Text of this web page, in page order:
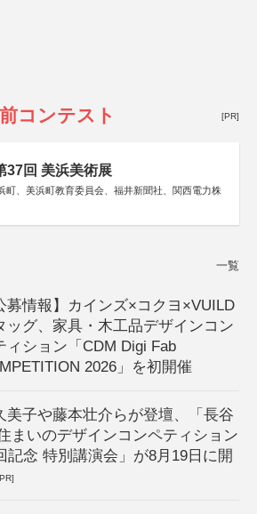
コンテスト [PR]
37回 美浜美術展
町、美浜町教育委員会、福井新聞社、関西電力株
一覧
募情報】カインズ×コクヨ×VUILD
ッグ、家具・木工品デザインコン
ィション「CDM Digi Fab
2026」を初開催
美子や藤本壮介らが登壇、「長谷
まいのデザインコンペティション
記念 特別講演会」が8月19日に開